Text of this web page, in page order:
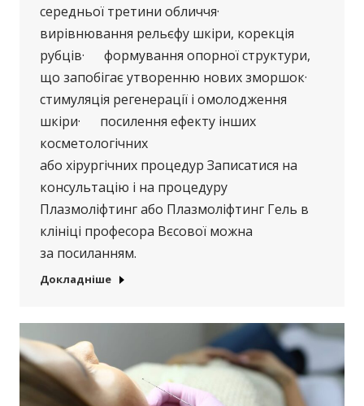
середньої третини обличчя·
вирівнювання рельєфу шкіри, корекція
рубців· формування опорної структури,
що запобігає утворенню нових зморшок·
стимуляція регенерації і омолодження
шкіри· посилення ефекту інших
косметологічних
або хірургічних процедур Записатися на
консультацію і на процедуру
Плазмоліфтинг або Плазмоліфтинг Гель в
клініці професора Вєсової можна
за посиланням.
Докладніше